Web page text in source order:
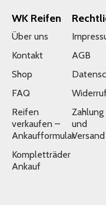
WK Reifen
Über uns
Kontakt
Shop
FAQ
Reifen
verkaufen –
Ankaufformular
Kompletträder
Ankauf
AGB
Zahlung
und
Versand